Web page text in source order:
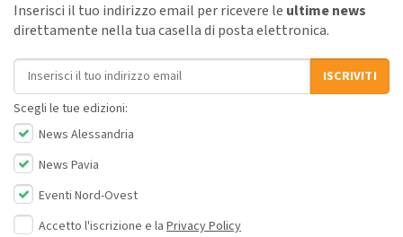
Inserisci il tuo indirizzo email per ricevere le ultime news
direttamente nella tua casella di posta elettronica.
Indirizzo email
ISCRIVITI
Scegli le tue edizioni:
News Alessandria
News Pavia
Eventi Nord-Ovest
Accetto l'iscrizione e la Privacy Policy